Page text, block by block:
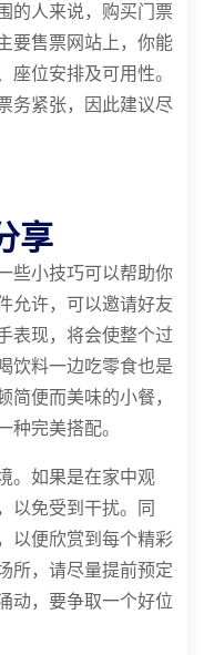
的人来说，购买门票
要售票网站上，你能
座位安排及可用性。
务紧张，因此建议尽
享
些小技巧可以帮助你
允许，可以邀请好友
表现，将会使整个过
饮料一边吃零食也是
简便而美味的小餐，
种完美搭配。
。如果是在家中观
以免受到干扰。同
以便欣赏到每个精彩
所，请尽量提前预定
动，要争取一个好位